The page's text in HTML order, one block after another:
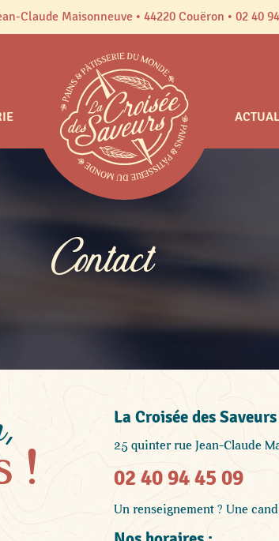
Claude Maisonneuve • 44220 Couëron • 02 40
Contact
!
La Croisée des Saveurs
25 quinter rue Jean-Claude
02 40 94 45 09
Un renseignement ? Une